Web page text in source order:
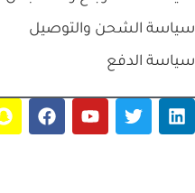
سياسة الشحن والتوصيل
سياسة الدفع